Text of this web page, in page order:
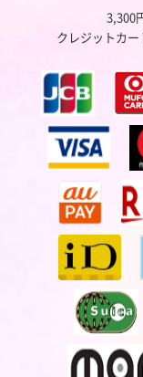
3,300
クレジットカー